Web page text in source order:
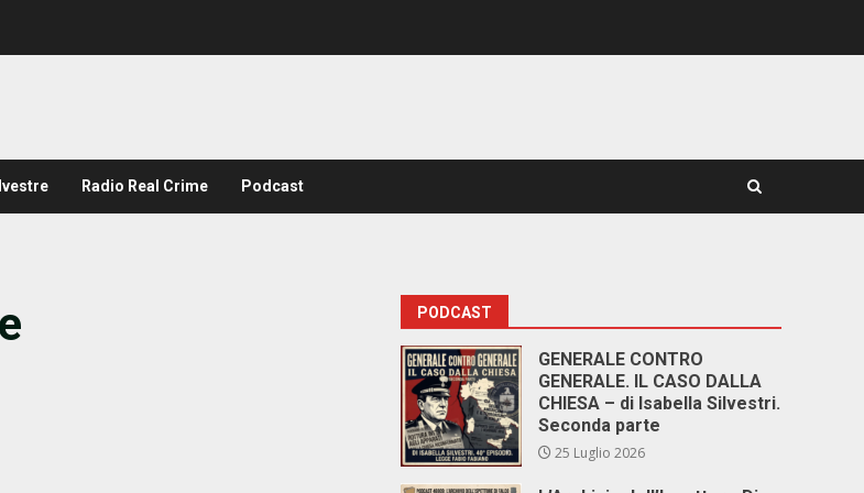
Radio Real Crime Podcast
PODCAST
GENERALE CONTRO
GENERALE. IL CASO DALLA
CHIESA – di Isabella Silvestri.
Seconda parte
25 Luglio 2026